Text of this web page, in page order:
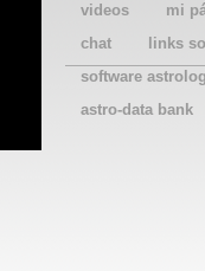
videos
mi
chat
links
software
astro-data bank